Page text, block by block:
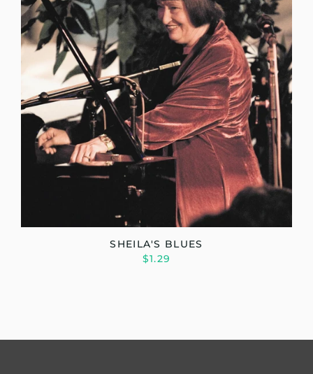
SHEILA'S BLUES
$1.29